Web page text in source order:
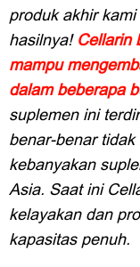
produk akhir
hasilnya! Cellarin
mampu
dalam beberapa
suplemen ini
benar-benar
kebanyakan
Asia. Saat ini
kelayakan dan
kapasitas penuh.